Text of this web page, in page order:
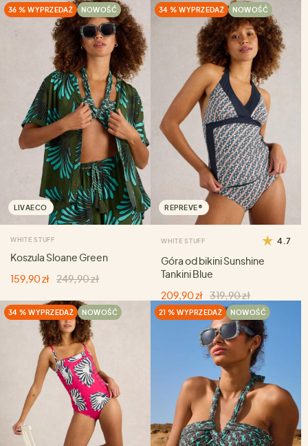
36 % WYPRZEDAŻ NOWOŚĆ
LIVAECO
WHITE STUFF
Koszula Sloane Green
159,90 zł 249,90 zł
34 % WYPRZEDAŻ NOWOŚĆ
REPREVE®
WHITE STUFF 4.7
Góra od bikini Sunshine
Tankini Blue
209,90 zł 319,90 zł
34 % WYPRZEDAŻ NOWOŚĆ 21 % WYPRZEDAŻ NOWOŚĆ